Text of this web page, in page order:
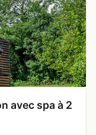
avec spa à 2